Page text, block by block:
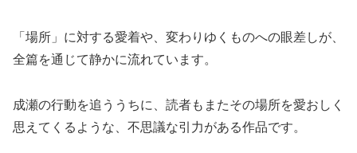
「場所」に対する愛着や、変わりゆくものへの眼差しが、
全篇を通じて静かに流れています。
成瀬の行動を追ううちに、読者もまたその場所を愛おしく
思えてくるような、不思議な引力がある作品です。